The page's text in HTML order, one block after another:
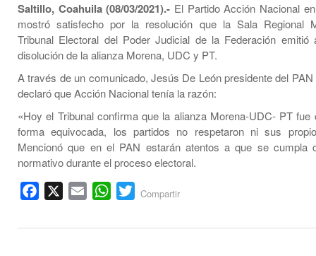
Saltillo, Coahuila (08/03/2021).- El Partido Acción Nacional
mostró satisfecho por la resolución que la Sala Regional
Tribunal Electoral del Poder Judicial de la Federación
disolución de la alianza Morena, UDC y PT.
A través de un comunicado, Jesús De León presidente del PAN
declaró que Acción Nacional tenía la razón:
«Hoy el Tribunal confirma que la alianza Morena-UDC- PT fue
forma equivocada, los partidos no respetaron ni sus
Mencionó que en el PAN estarán atentos a que se cumpla
normativo durante el proceso electoral.
Facebook Email WhatsApp
Twitter
Compartir